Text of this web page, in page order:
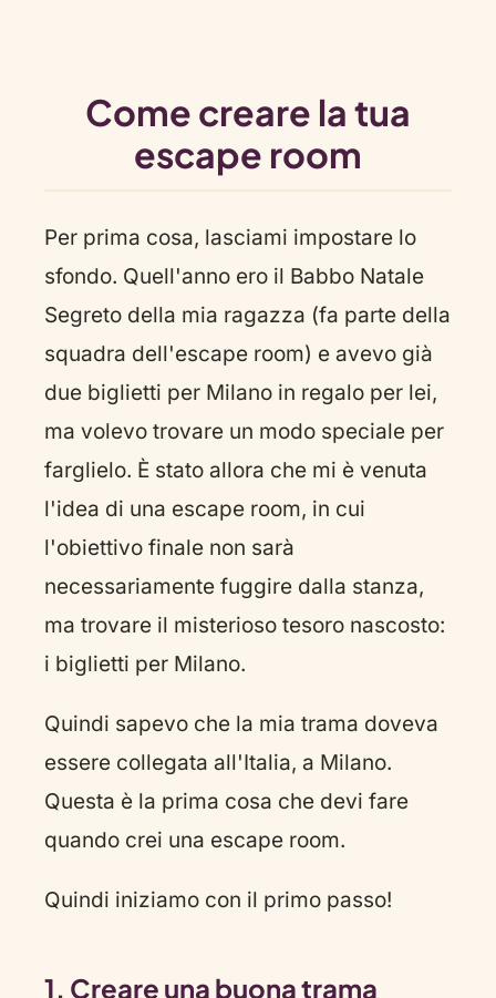
Come creare la tua
escape room
Per prima cosa, lasciami impostare lo
sfondo. Quell'anno ero il Babbo Natale
Segreto della mia ragazza (fa parte della
squadra dell'escape room) e avevo già
due biglietti per Milano in regalo per lei,
ma volevo trovare un modo speciale per
farglielo. È stato allora che mi è venuta
l'idea di una escape room, in cui
l'obiettivo finale non sarà
necessariamente fuggire dalla stanza,
ma trovare il misterioso tesoro nascosto:
i biglietti per Milano.
Quindi sapevo che la mia trama doveva
essere collegata all'Italia, a Milano.
Questa è la prima cosa che devi fare
quando crei una escape room.
Quindi iniziamo con il primo passo!
1. Creare una buona trama